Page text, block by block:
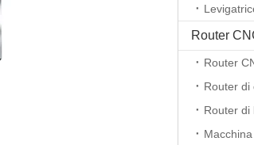
Router
Router
Router di
Router di